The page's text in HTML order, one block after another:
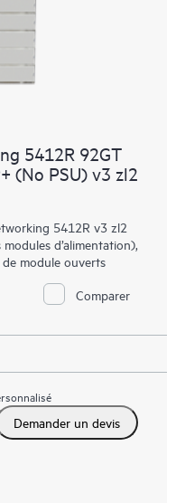
5412R 92GT
(No PSU) v3 zl2
5412R v3 zl2
d’alimentation),
module ouverts
Comparer
Demander un devis